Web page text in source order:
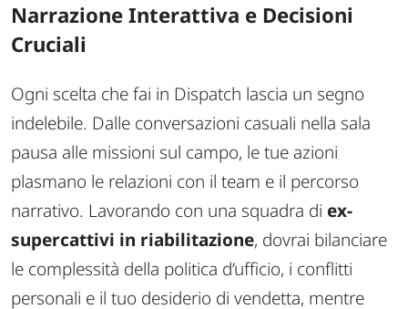
Narrazione Interattiva e Decisioni
Cruciali
Ogni scelta che fai in Dispatch lascia un segno
indelebile. Dalle conversazioni casuali nella sala
pausa alle missioni sul campo, le tue azioni
plasmano le relazioni con il team e il percorso
narrativo. Lavorando con una squadra di ex-
supercattivi in riabilitazione, dovrai bilanciare
le complessità della politica d’ufficio, i conflitti
personali e il tuo desiderio di vendetta, mentre